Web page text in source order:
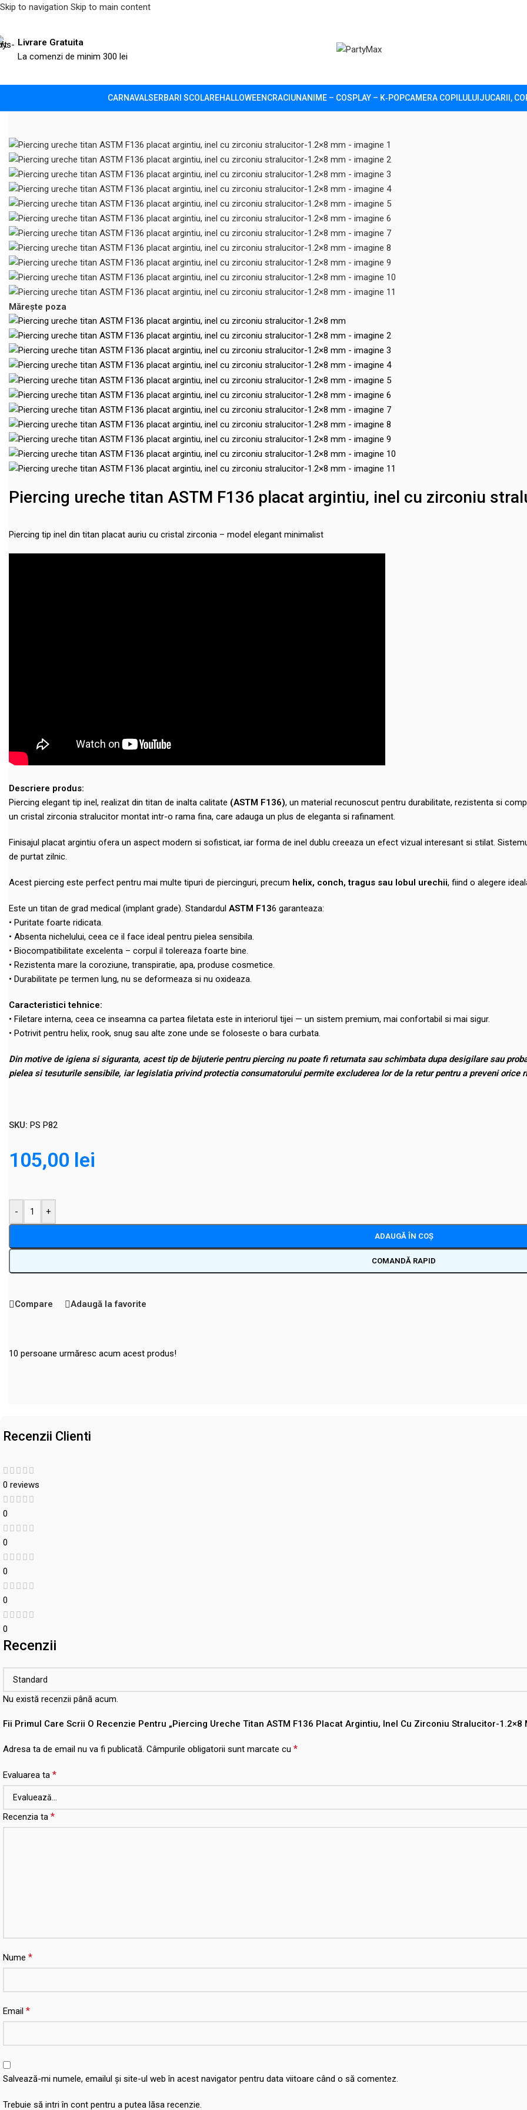
Skip to navigation Skip to main content
Livrare Gratuita
La comenzi de minim 300 lei
CARNAVALSERBARI SCOLAREHALLOWEENCRACIUNANIME – COSPLAY – K‑POPCAMERA COPILULUI JUCARII,
Mărește poza
Piercing ureche titan ASTM F136 placat argintiu, inel cu zirconiu
Piercing tip inel din titan placat auriu cu cristal zirconia – model elegant minimalist
Descriere produs:
Piercing elegant tip inel, realizat din titan de inalta calitate (ASTM F136), un material recunoscut pentru durabilitate, rezistenta si
un cristal zirconia stralucitor montat intr-o rama fina, care adauga un plus de eleganta si rafinament.
Finisajul placat argintiu ofera un aspect modern si sofisticat, iar forma de inel dublu creeaza un efect vizual interesant si stilat.
de purtat zilnic.
Acest piercing este perfect pentru mai multe tipuri de piercinguri, precum helix, conch, tragus sau lobul urechii, fiind o alegere
Este un titan de grad medical (implant grade). Standardul ASTM F136 garanteaza:
• Puritate foarte ridicata.
• Absenta nichelului, ceea ce il face ideal pentru pielea sensibila.
• Biocompatibilitate excelenta – corpul il tolereaza foarte bine.
• Rezistenta mare la coroziune, transpiratie, apa, produse cosmetice.
• Durabilitate pe termen lung, nu se deformeaza si nu oxideaza.
Caracteristici tehnice:
• Filetare interna, ceea ce inseamna ca partea filetata este in interiorul tijei — un sistem premium, mai confortabil si mai sigur.
• Potrivit pentru helix, rook, snug sau alte zone unde se foloseste o bara curbata.
Din motive de igiena si siguranta, acest tip de bijuterie pentru piercing nu poate fi returnata sau schimbata dupa desigilare sau
pielea si tesuturile sensibile, iar legislatia privind protectia consumatorului permite excluderea lor de la retur pentru a preveni orice
SKU: PS P82
105,00 lei
- +
ADAUGĂ ÎN COȘ
COMANDĂ RAPID
Compare Adaugă la favorite
10 persoane urmăresc acum acest produs!
Recenzii Clienti
0 reviews
0
0
0
0
0
Recenzii
Nu există recenzii până acum.
Fii Primul Care Scrii O Recenzie Pentru „Piercing Ureche Titan ASTM F136 Placat Argintiu, Inel Cu Zirconiu Stralucitor-1.2×8
Adresa ta de email nu va fi publicată. Câmpurile obligatorii sunt marcate cu *
Evaluarea ta *
Recenzia ta *
Nume *
Email *
Salvează-mi numele, emailul și site-ul web în acest navigator pentru data viitoare când o să comentez.
Trebuie să intri în cont pentru a putea lăsa recenzie.